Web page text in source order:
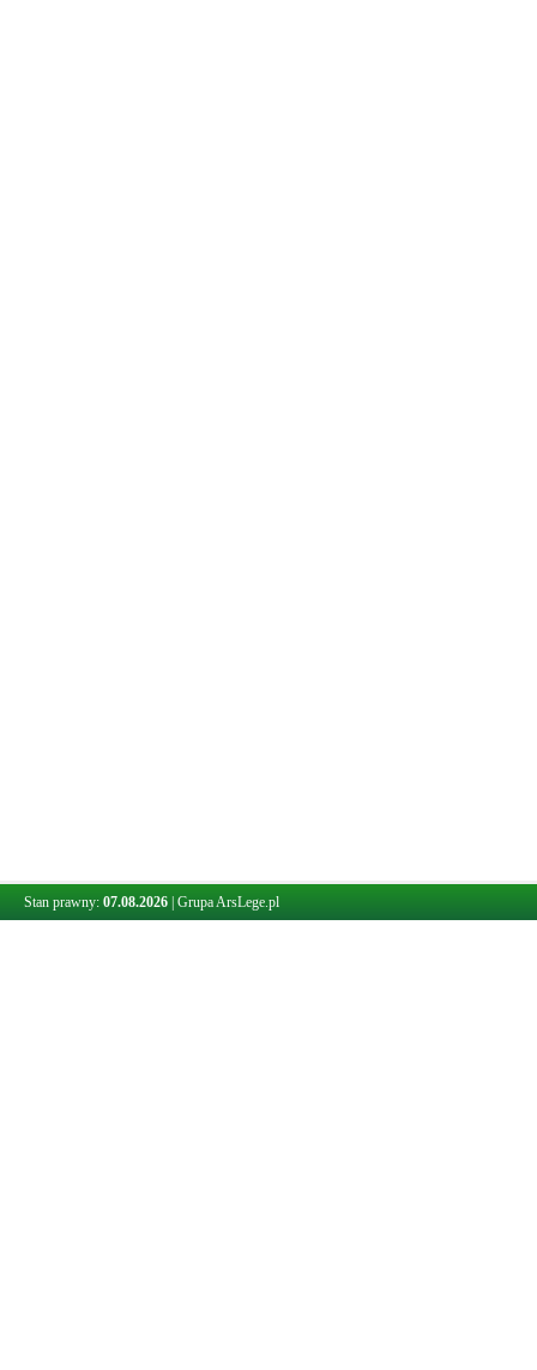
Stan prawny: 07.08.2026 Grupa ArsLege.pl